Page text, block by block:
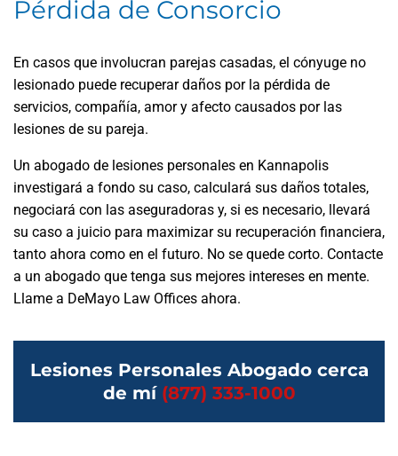
Pérdida de Consorcio
En casos que involucran parejas casadas, el cónyuge no
lesionado puede recuperar daños por la pérdida de
servicios, compañía, amor y afecto causados por las
lesiones de su pareja.
Un abogado de lesiones personales en Kannapolis
investigará a fondo su caso, calculará sus daños totales,
negociará con las aseguradoras y, si es necesario, llevará
su caso a juicio para maximizar su recuperación financiera,
tanto ahora como en el futuro. No se quede corto. Contacte
a un abogado que tenga sus mejores intereses en mente.
Llame a DeMayo Law Offices ahora.
Lesiones Personales Abogado cerca
de mí (877) 333-1000